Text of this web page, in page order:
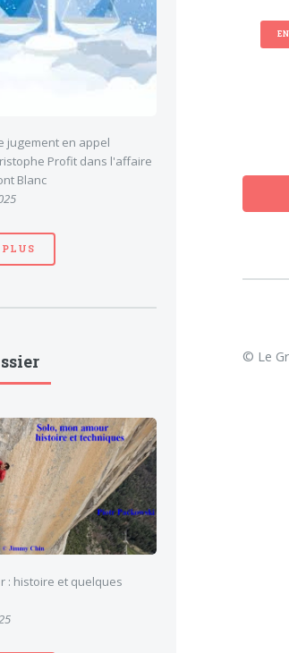
© Le
jugement en appel
Profit dans l'affaire
Blanc
PLUS
: histoire et quelques